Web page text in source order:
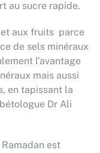
au sucre rapide.
et aux fruits parce
de sels minéraux
l’avantage
mais aussi
en tapissant la
Dr Ali
est